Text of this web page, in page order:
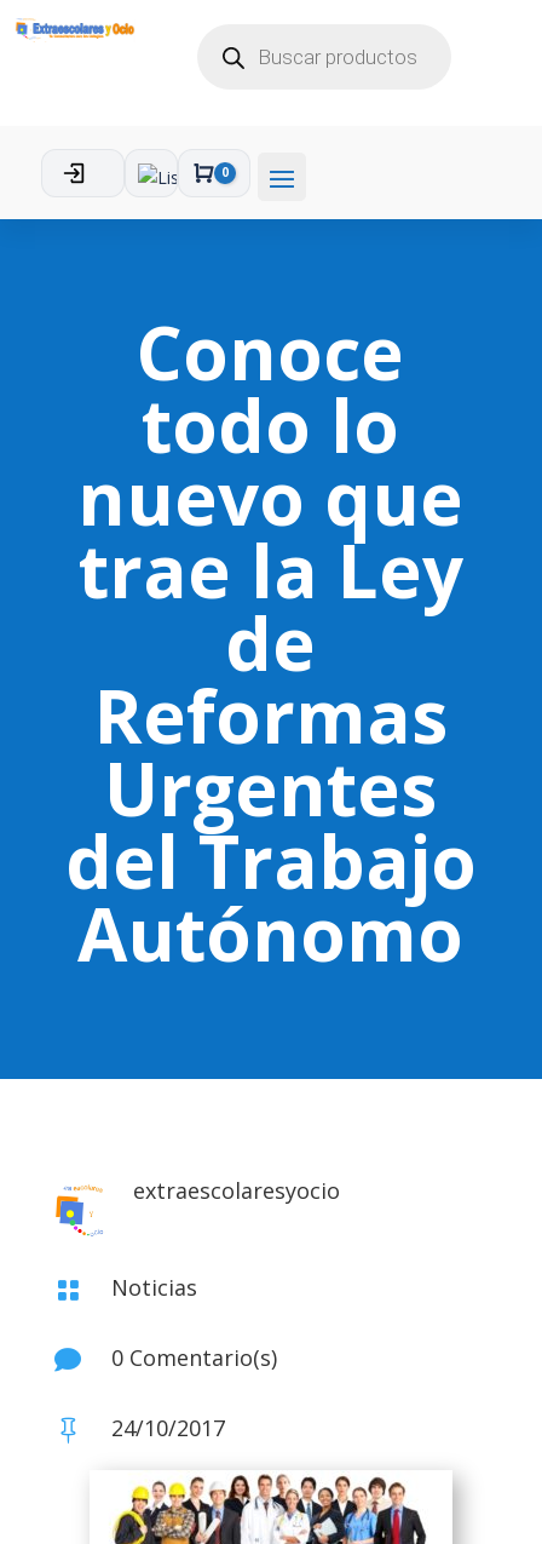
PRODUCTOS
Carro
0
Conoce
todo lo
nuevo que
trae la Ley
de
Reformas
Urgentes
del Trabajo
Autónomo
extraescolaresyocio
 Noticias
 0 Comentario(s)
 24/10/2017